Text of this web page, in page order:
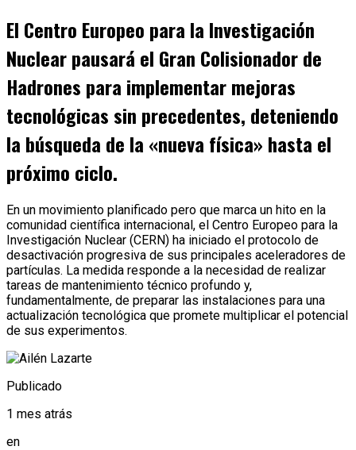
El Centro Europeo para la Investigación
Nuclear pausará el Gran Colisionador de
Hadrones para implementar mejoras
tecnológicas sin precedentes, deteniendo
la búsqueda de la «nueva física» hasta el
próximo ciclo.
En un movimiento planificado pero que marca un hito en la
comunidad científica internacional, el Centro Europeo para la
Investigación Nuclear (CERN) ha iniciado el protocolo de
desactivación progresiva de sus principales aceleradores de
partículas. La medida responde a la necesidad de realizar
tareas de mantenimiento técnico profundo y,
fundamentalmente, de preparar las instalaciones para una
actualización tecnológica que promete multiplicar el potencial
de sus experimentos.
Publicado
1 mes atrás
en